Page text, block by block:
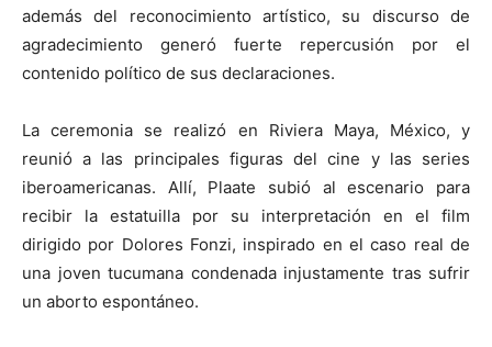
además del reconocimiento artístico, su discurso de
agradecimiento generó fuerte repercusión por el
contenido político de sus declaraciones.
La ceremonia se realizó en Riviera Maya, México, y
reunió a las principales figuras del cine y las series
iberoamericanas. Allí, Plaate subió al escenario para
recibir la estatuilla por su interpretación en el film
dirigido por Dolores Fonzi, inspirado en el caso real de
una joven tucumana condenada injustamente tras sufrir
un aborto espontáneo.